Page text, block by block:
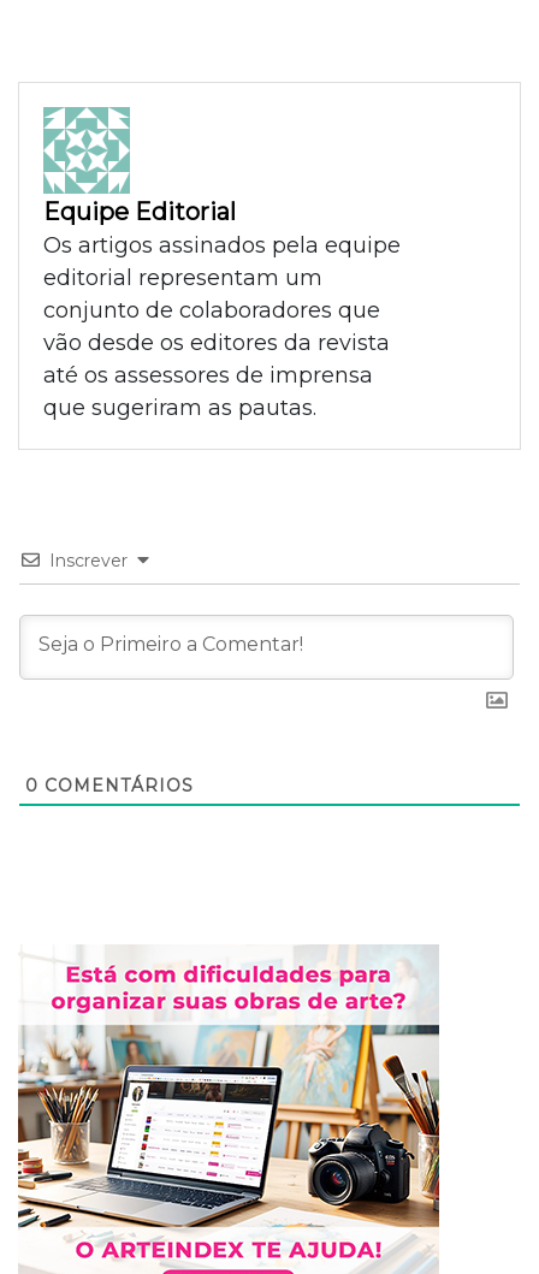
Equipe Editorial
Os artigos assinados pela equipe
editorial representam um
conjunto de colaboradores que
vão desde os editores da revista
até os assessores de imprensa
que sugeriram as pautas.
Inscrever
0 COMENTÁRIOS